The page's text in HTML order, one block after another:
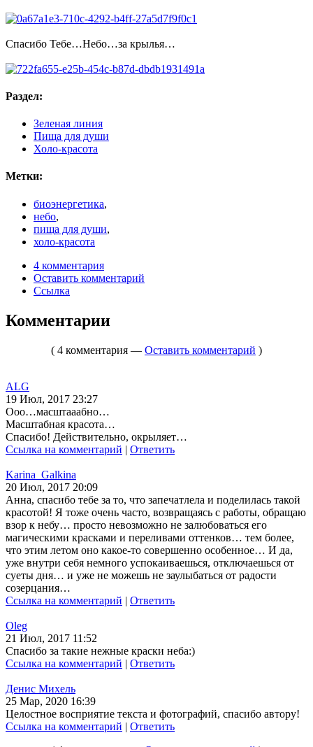
Спасибо Тебе…Небо…за крылья…
Раздел:
Зеленая линия
Пища для души
Холо-красота
Метки:
биоэнергетика,
небо,
пища для души,
холо-красота
4 комментария
Оставить комментарий
Ссылка
Комментарии
( 4 комментария — Оставить комментарий )
ALG
19 Июл, 2017 23:27
Ооо…масштааабно…
Масштабная красота…
Спасибо! Действительно, окрыляет…
Ссылка на комментарий | Ответить
Karina_Galkina
20 Июл, 2017 20:09
Анна, спасибо тебе за то, что запечатлела и поделилась такой
красотой! Я тоже очень часто, возвращаясь с работы, обращаю
взор к небу… просто невозможно не залюбоваться его
магическими красками и переливами оттенков… тем более,
что этим летом оно какое-то совершенно особенное… И да,
уже внутри себя немного успокаиваешься, отключаешься от
суеты дня… и уже не можешь не заулыбаться от радости
созерцания…
Ссылка на комментарий | Ответить
Oleg
21 Июл, 2017 11:52
Спасибо за такие нежные краски неба:)
Ссылка на комментарий | Ответить
Денис Михель
25 Мар, 2020 16:39
Целостное восприятие текста и фотографий, спасибо автору!
Ссылка на комментарий | Ответить